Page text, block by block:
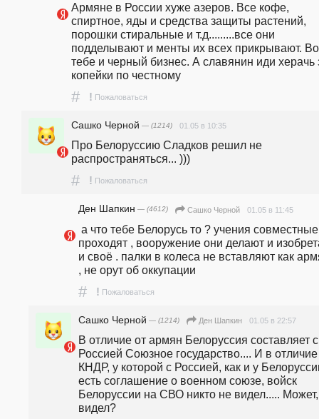
Армяне в России хуже азеров. Все кофе,
спиртное, яды и средства защиты растений,
порошки стиральные и т.д.........все они
подделывают и менты их всех прикрывают.
тебе и черный бизнес. А славянин иди херачь
копейки по честному
# ! Пожаловаться
Сашко Черной — (1214) 01.05 в 10:35
Про Белоруссию Сладков решил не
распространяться... )))
# ! Пожаловаться
Ден Шапкин — (4612) Сашко Черной 01.05 в 11:45
проходят , вооружение они делают и
и своё . палки в колеса не вставляют как
, не орут об оккупации
# ! Пожаловаться
Сашко Черной — (1214) Ден Шапкин 01.05 в 22:57
В отличие от армян Белоруссия составляет с
Россией Союзное государство.... И в отличие
КНДР, у которой с Россией, как и у
есть соглашение о военном союзе, войск
Белоруссии на СВО никто не видел.....
видел?